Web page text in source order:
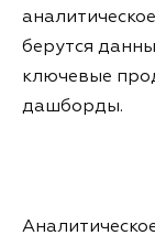
берутся
ключевые
дашборды.